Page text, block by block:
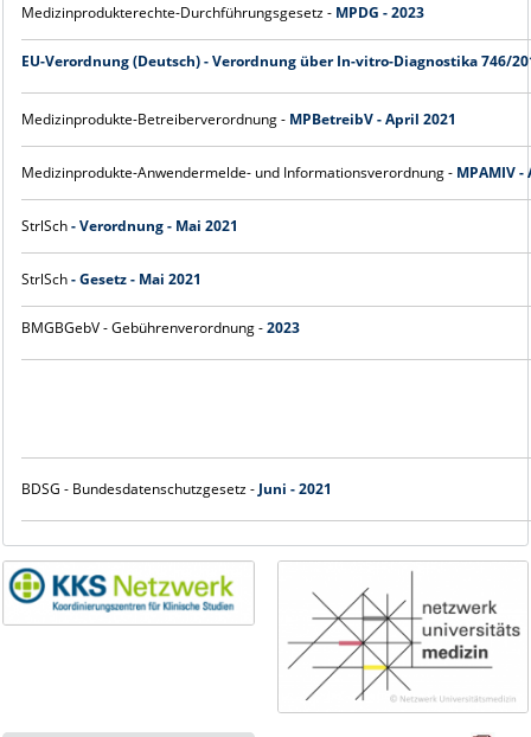
Medizinprodukterechte-Durchführungsgesetz - MPDG - 2023
EU-Verordnung (Deutsch) - Verordnung über In-vitro-Diagnostika 746/
Medizinprodukte-Betreiberverordnung - MPBetreibV - April 2021
Medizinprodukte-Anwendermelde- und Informationsverordnung - MPAMIV -
StrlSch- Verordnung - Mai 2021
StrlSch- Gesetz - Mai 2021
BMGBGebV - Gebührenverordnung -2023
BDSG - Bundesdatenschutzgesetz - Juni - 2021